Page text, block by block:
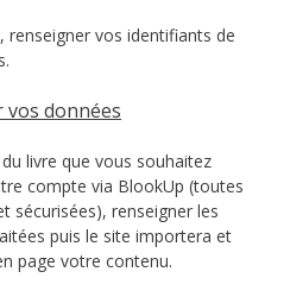
, renseigner vos identifiants de
données
du livre que vous souhaitez
compte via BlookUp (toutes
sécurisées), renseigner les
puis le site importera et
page votre contenu.